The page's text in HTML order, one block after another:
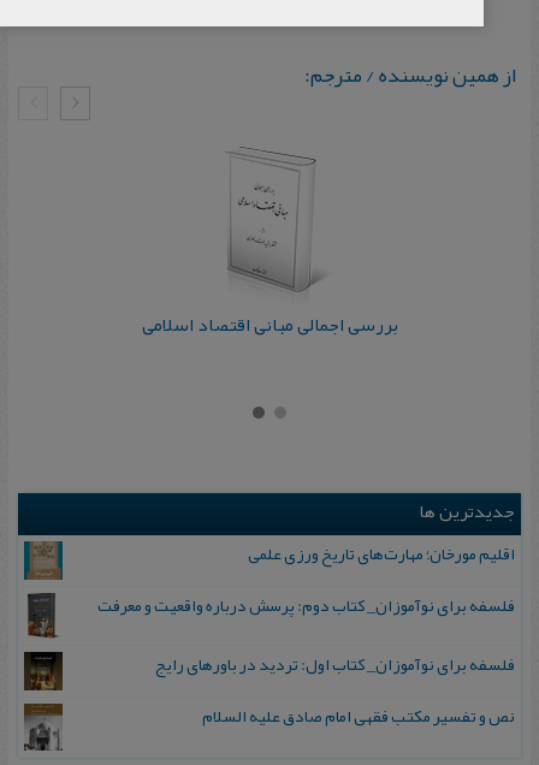
از همین نویسنده / مترجم:
بررسی اجمالی مبانی اقتصاد اسلامی
جدیدترین ها
اقلیم مورخان؛ مهارت‌های تاریخ ورزی علمی
فلسفه برای نوآموزان_ کتاب دوم: پرسش درباره واقعیت و معرفت
فلسفه برای نوآموزان_ کتاب اول: تردید در باورهای رایج
نص و تفسیر مکتب فقهی امام صادق علیه السلام